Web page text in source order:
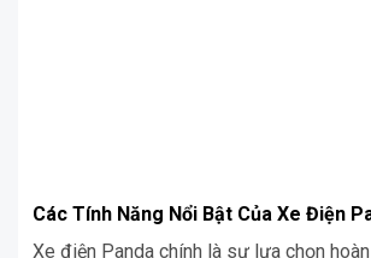
Các Tính Năng Nổi Bật Của Xe Điện
Xe điện Panda chính là sự lựa chọn